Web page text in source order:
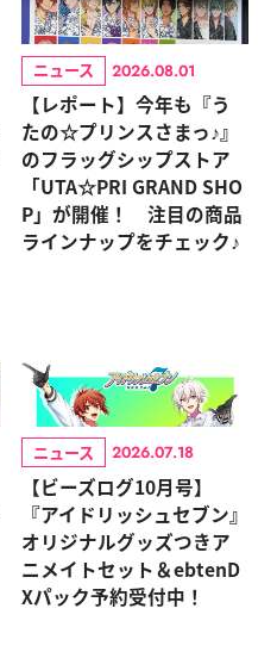
ニュース 2026.08.01
【レポート】今年も『う
たの☆プリンスさまっ♪』
のフラッグシップストア
「UTA☆PRI GRAND SHO
P」が開催！ 注目の商品
ラインナップをチェック♪
ニュース 2026.07.18
【ビーズログ10月号】
『アイドリッシュセブン』
オリジナルグッズつきア
ニメイトセット＆ebtenD
Xパック予約受付中！